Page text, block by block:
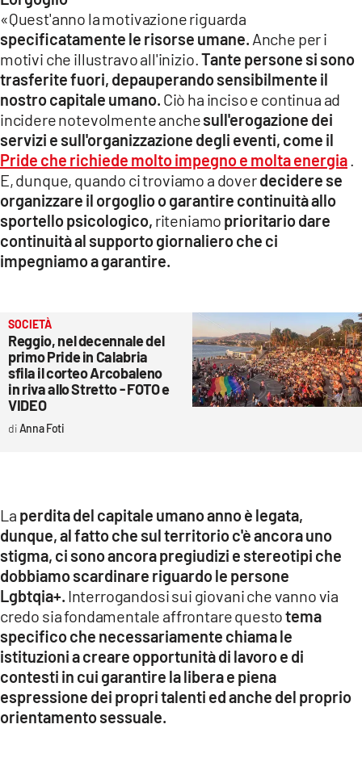
«Quest'anno la motivazione riguarda
specificatamente le risorse umane. Anche per i
motivi che illustravo all'inizio.Tante persone si sono
trasferite fuori, depauperando sensibilmente il
nostro capitale umano. Ciò ha inciso e continua ad
incidere notevolmente anchesull'erogazione dei
servizi e sull'organizzazione degli eventi, come il
Pride che richiede molto impegno e molta energia
E, dunque, quando ci troviamo a doverdecidere se
organizzare il orgoglio o garantire continuità allo
sportello psicologico, riteniamo prioritario dare
continuità al supporto giornaliero che ci
impegniamo a garantire.
SOCIETÀ
Reggio, nel decennale del
primo Pride in Calabria
sfila il corteo Arcobaleno
in riva allo Stretto - FOTO e
VIDEO
Anna Foti
La perdita del capitale umano anno è legata,
dunque, al fatto che sul territorio c'è ancora uno
stigma, ci sono ancora pregiudizi e stereotipi che
dobbiamo scardinare riguardo le persone
Lgbtqia+. Interrogandosi sui giovani che vanno via
credo sia fondamentale affrontare questotema
specifico che necessariamente chiama le
istituzioni a creare opportunità di lavoro e di
contesti in cui garantire la libera e piena
espressione dei propri talenti ed anche del proprio
orientamento sessuale.